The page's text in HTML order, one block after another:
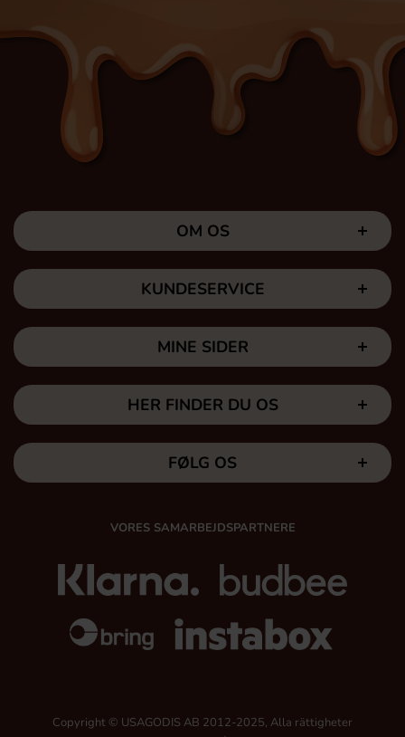
OM OS
KUNDESERVICE
MINE SIDER
HER FINDER DU OS
FØLG OS
VORES SAMARBEJDSPARTNERE
Copyright © USAGODIS AB 2012-2025, Alla rättigheter